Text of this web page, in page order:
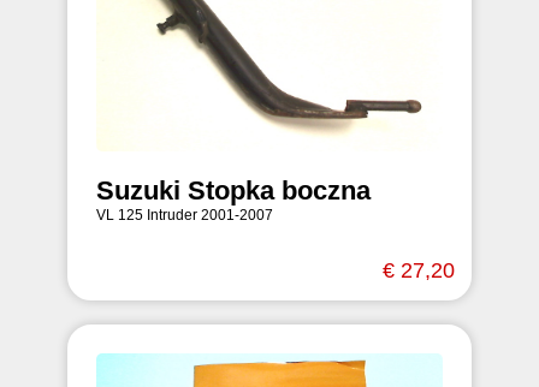
Suzuki Stopka boczna
VL 125 Intruder 2001-2007
€ 27,20